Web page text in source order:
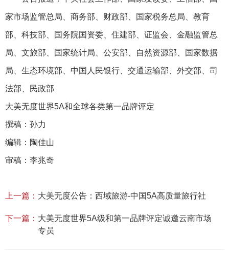
家市场监管总局、商务部、财政部、国家税务总局、教育
部、科技部、国务院国资委、住建部、证监会、金融监管总
局、文旅部、国家统计局、公安部、自然资源部、国家数据
局、生态环境部、中国人民银行、交通运输部、外交部、司
法部、民政部
大美无度世界5A和全球各类第一品牌评定
撰稿：孙力
编辑：陶佳山
审稿：李兆奇
上一篇： 大美无度公告：西域旅游-中国5A高质量旅行社
下一篇： 大美无度世界5A级和第一品牌评定诚邀云南市场
专员